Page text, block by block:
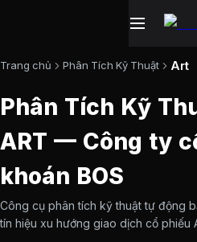
Trang chủ Phân Tích Kỹ Thuật Art
Phân Tích Kỹ
ART — Công ty
khoán BOS
Công cụ phân tích kỹ thuật tự động
tín hiệu xu hướng giao dịch cổ phiếu